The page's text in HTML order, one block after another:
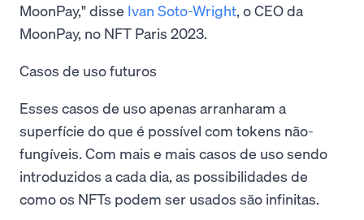
MoonPay," disse Ivan Soto-Wright, o CEO da
MoonPay, no NFT Paris 2023.
Casos de uso futuros
Esses casos de uso apenas arranharam a
superfície do que é possível com tokens não-
fungíveis. Com mais e mais casos de uso sendo
introduzidos a cada dia, as possibilidades de
como os NFTs podem ser usados são infinitas.